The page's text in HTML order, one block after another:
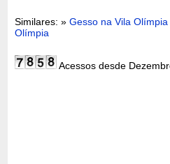
Similares: »Gesso na Vila Olímpia
Olímpia
Acessos desde